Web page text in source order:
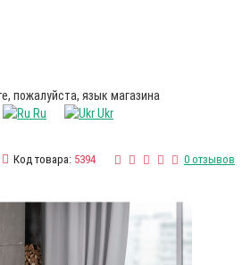
пожалуйста, язык магазина
Ru
Ukr
Код товара: 5394 0 отзывов